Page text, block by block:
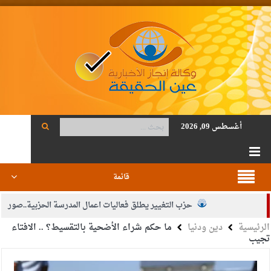
أغسطس 09, 2026
قائمة
حزب التغيير يطلق فعاليات اعمال المدرسة الحزبية..صور
الجيش يفتح باب التجنيد لحملة البكالوريوس في الحقوق والقانون
الرئيسية دين ودنيا ما حكم شراء الأضحية بالتقسيط؟ .. الافتاء
تجيب